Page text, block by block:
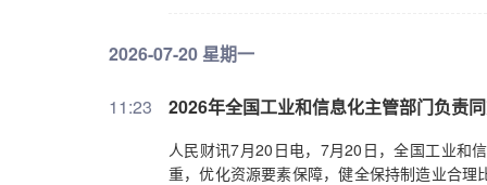
2026-07-20 星期一
11:23 2026年全国工业和信息化主管部门负责
人民财讯7月20日电，7月20日，全国工业和
重，优化资源要素保障，健全保持制造业合